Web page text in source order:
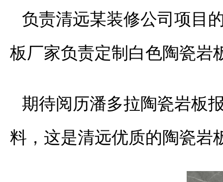
负责清远某装修公司项目
板厂家负责定制白色陶瓷岩
期待阅历潘多拉陶瓷岩板
料，这是清远优质的陶瓷岩